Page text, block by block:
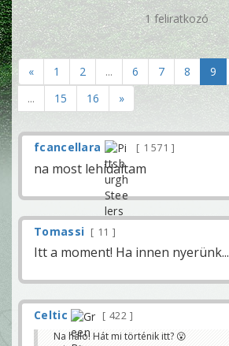
1 feliratkozó
« 1 2 ... 6 7 8 9
...
15 16 »
fcancellara 1 571
na most lehidaltam
Tomassi 11
Itt a moment! Ha innen nyerünk...
Celtic
422
Na halo! Hát mi történik itt? 😮